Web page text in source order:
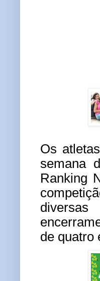
Os
semana
Ranking
de quatro